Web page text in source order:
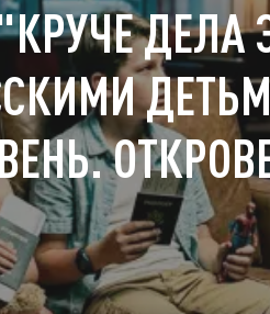
ДЕЛА